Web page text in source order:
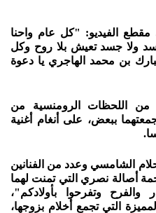
مقطع الفيديو: "كل عام واحنا
ولا جسد تعيش بلا روح وكل
بن محمد الهاجري يا دعوة
اللحظات الرومنسية من
ببعض، على أنغام أغنية
الشامسي وعدد من الفنانين
أصالة نصري التي تمنت لهما
والفرح وتفرحوا بأولادكم"،
التي تجمع أخلام بزوجها،